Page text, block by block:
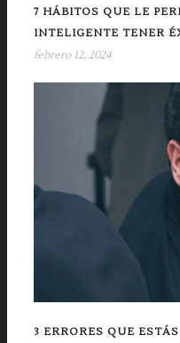
7 HÁBITOS QUE LE
INTELIGENTE TENER
febrero 12, 2024
3 ERRORES QUE